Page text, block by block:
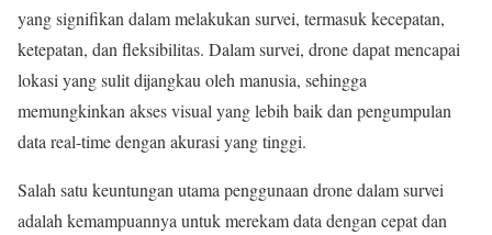
yang signifikan dalam melakukan survei, termasuk kecepatan,
ketepatan, dan fleksibilitas. Dalam survei, drone dapat mencapai
lokasi yang sulit dijangkau oleh manusia, sehingga
memungkinkan akses visual yang lebih baik dan pengumpulan
data real-time dengan akurasi yang tinggi.
Salah satu keuntungan utama penggunaan drone dalam survei
adalah kemampuannya untuk merekam data dengan cepat dan